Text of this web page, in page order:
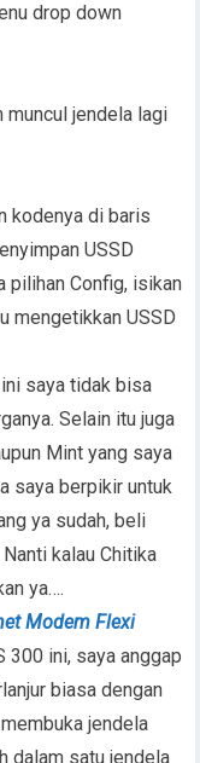
drop down
muncul jendela lagi
kodenya di baris
USSD
pilihan Config, isikan
mengetikkan USSD
saya tidak bisa
Selain itu juga
Mint yang saya
saya berpikir untuk
ya sudah, beli
kalau Chitika
ya….
Modem Flexi
300 ini, saya anggap
biasa dengan
jendela
dalam satu jendela